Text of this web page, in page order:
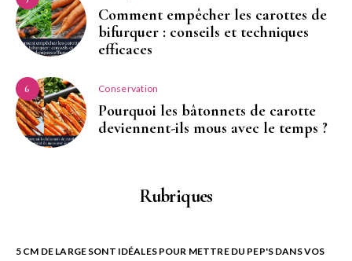
Comment empêcher les carottes de
bifurquer : conseils et techniques
efficaces
6 Conservation
Pourquoi les bâtonnets de carotte
deviennent-ils mous avec le temps ?
Rubriques
5 CM DE LARGE SONT IDÉALES POUR METTRE DU PEP'S DANS VOS